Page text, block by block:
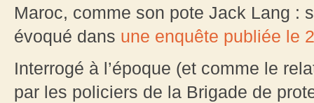
Maroc, comme son pote Jack Lang :
évoqué dans une enquête publiée le
Interrogé à l’époque (et comme le
par les policiers de la Brigade de